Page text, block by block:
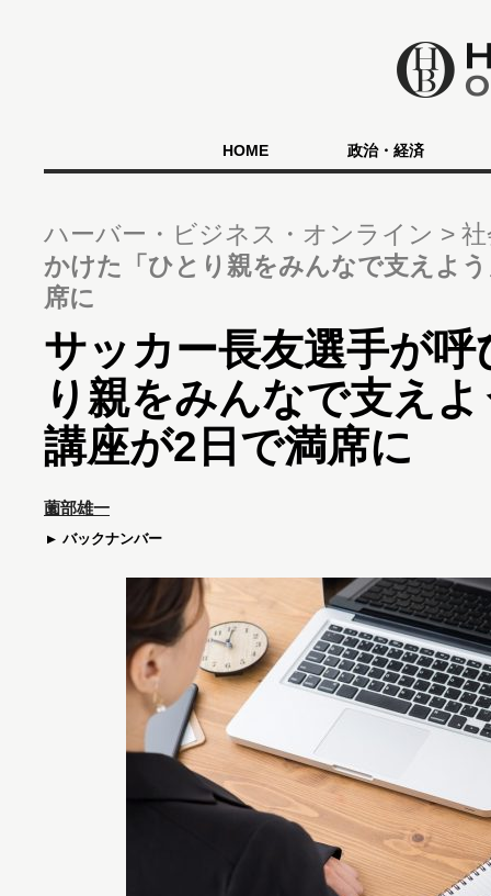
HOME 政治・経済
ハーバー・ビジネス・オンライン
かけた「ひとり親をみんなで支えよ
席に
サッカー長友選手が
り親をみんなで支え
講座が2日で満席に
薗部雄一
バックナンバー